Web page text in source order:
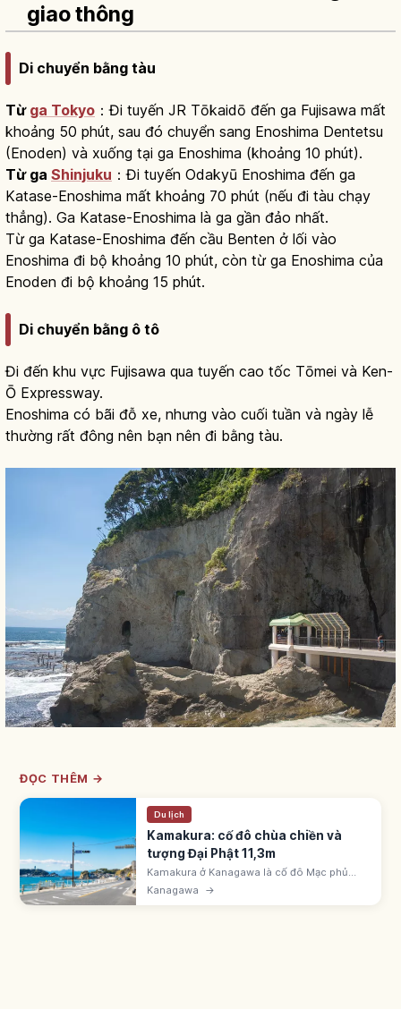
giao thông
Di chuyển bằng tàu
Từ ga Tokyo ：Đi tuyến JR Tōkaidō đến ga Fujisawa mất
khoảng 50 phút, sau đó chuyển sang Enoshima Dentetsu
(Enoden) và xuống tại ga Enoshima (khoảng 10 phút).
Từ ga Shinjuku ：Đi tuyến Odakyū Enoshima đến ga
Katase-Enoshima mất khoảng 70 phút (nếu đi tàu chạy
thẳng). Ga Katase-Enoshima là ga gần đảo nhất.
Từ ga Katase-Enoshima đến cầu Benten ở lối vào
Enoshima đi bộ khoảng 10 phút, còn từ ga Enoshima của
Enoden đi bộ khoảng 15 phút.
Di chuyển bằng ô tô
Đi đến khu vực Fujisawa qua tuyến cao tốc Tōmei và Ken-
Ō Expressway.
Enoshima có bãi đỗ xe, nhưng vào cuối tuần và ngày lễ
thường rất đông nên bạn nên đi bằng tàu.
ĐỌC THÊM →
Du lịch
Kamakura: cố đô chùa chiền và
tượng Đại Phật 11,3m
Kamakura ở Kanagawa là cố đô Mạc phủ
Kamakura với đền Tsurugaoka Hachimangu,
tượng Đại Phật Kotoku-in cao 11,3m, phố
Kanagawa →